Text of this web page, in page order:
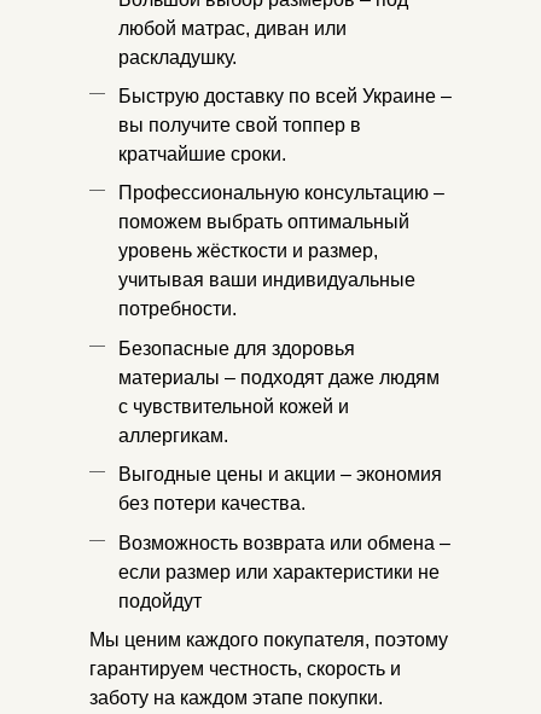
любой матрас, диван или
раскладушку.
Быструю доставку по всей Украине –
вы получите свой топпер в
кратчайшие сроки.
Профессиональную консультацию –
поможем выбрать оптимальный
уровень жёсткости и размер,
учитывая ваши индивидуальные
потребности.
Безопасные для здоровья
материалы – подходят даже людям
с чувствительной кожей и
аллергикам.
Выгодные цены и акции – экономия
без потери качества.
Возможность возврата или обмена –
если размер или характеристики не
подойдут
Мы ценим каждого покупателя, поэтому
гарантируем честность, скорость и
заботу на каждом этапе покупки.